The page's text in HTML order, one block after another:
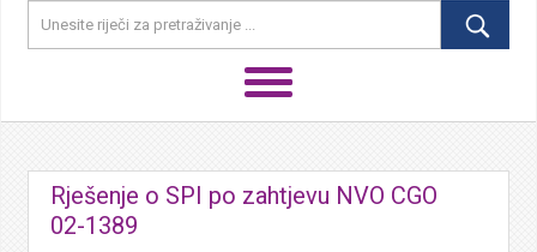
Rješenje o SPI po zahtjevu NVO CGO
02-1389